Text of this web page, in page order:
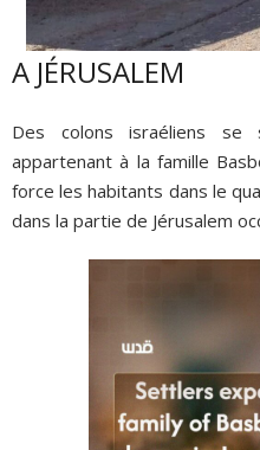
A JÉRUSALEM
Des colons israéliens se
appartenant à la famille
force les habitants dans le
dans la partie de Jérusalem